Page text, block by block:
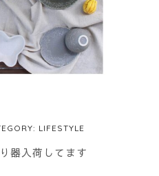
LIFESTYLE
器入荷してます